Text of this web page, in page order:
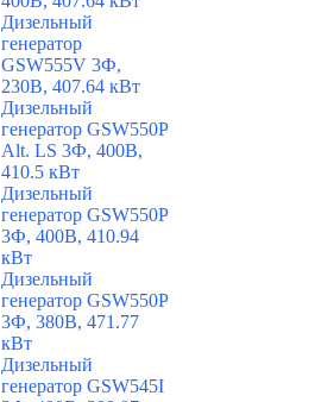
Дизельный
генератор
GSW555V 3Ф,
230В, 407.64 кВт
Дизельный
генератор GSW550P
Alt. LS 3Ф, 400В,
410.5 кВт
Дизельный
генератор GSW550P
3Ф, 400В, 410.94
кВт
Дизельный
генератор GSW550P
3Ф, 380В, 471.77
кВт
Дизельный
генератор GSW545I